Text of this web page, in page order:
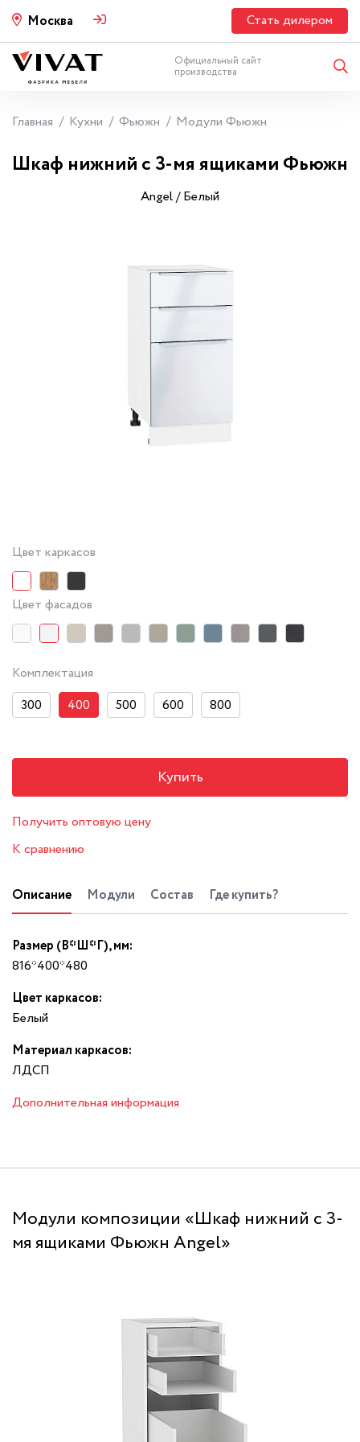
Москва Стать дилером
Официальный сайт
производства
Главная Кухни Фьюжн Модули Фьюжн
Шкаф нижний с 3-мя ящиками Фьюжн
Angel / Белый
Цвет каркасов
Цвет фасадов
Комплектация
300
400 500 600 800
Купить
Получить оптовую цену
К сравнению
Описание Модули Состав Где купить?
Размер (В*Ш*Г), мм:
816*400*480
Цвет каркасов:
Белый
Материал каркасов:
ЛДСП
Дополнительная информация
Модули композиции «Шкаф нижний с 3-
мя ящиками Фьюжн Angel»